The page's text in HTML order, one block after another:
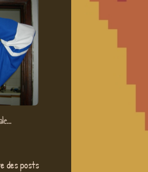
des posts